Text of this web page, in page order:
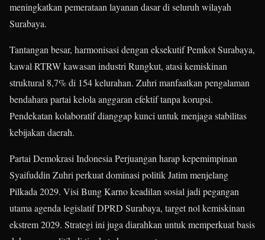
meningkatkan pemerataan layanan dasar di seluruh wilayah
Surabaya.
Tantangan besar, harmonisasi dengan eksekutif Pemkot Surabaya,
kawal RTRW kawasan industri Rungkut, atasi kemiskinan
struktural 8,7% di 154 kelurahan. Zuhri manfaatkan pengalaman
bendahara partai kelola anggaran efektif tanpa korupsi.
Pendekatan kolaboratif dianggap kunci untuk menjaga stabilitas
kebijakan daerah.
Partai Demokrasi Indonesia Perjuangan harap kepemimpinan
Syaifuddin Zuhri perkuat dominasi politik Jatim menjelang
Pilkada 2029. Visi Bung Karno keadilan sosial jadi pegangan
utama agenda legislatif DPRD Surabaya, target nol kemiskinan
ekstrem 2029. Strategi ini juga diarahkan untuk memperkuat basis